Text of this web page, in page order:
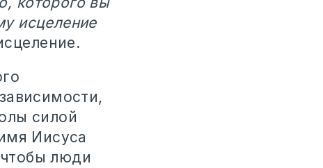
исцеление
силой
Иисуса
люди